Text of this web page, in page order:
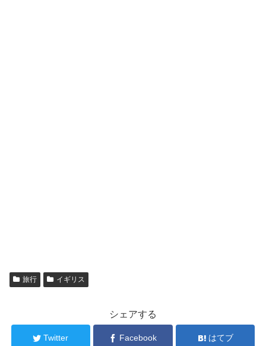
旅行 イギリス
シェアする
Twitter Facebook はてブ